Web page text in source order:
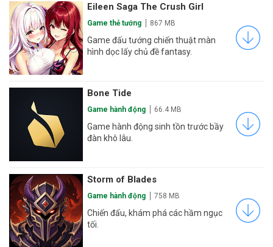
Eileen Saga The Crush Girl
Game thẻ tướng 867 MB
Game đấu tướng chiến thuật màn
hình dọc lấy chủ đề fantasy.
Bone Tide
Game hành động 66.4 MB
Game hành động sinh tồn trước bầy
đàn khô lâu.
Storm of Blades
Game hành động 758 MB
Chiến đấu, khám phá các hầm ngục
tối.